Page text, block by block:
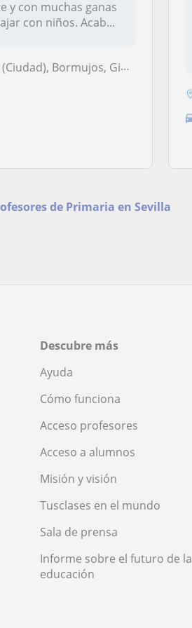
y con muchas ganas
con niños. Acab...
Bormujos, Gines, Mairena del Aljarafe, Tomares
de Primaria en Sevilla
Descubre más
Ayuda
Cómo funciona
Acceso profesores
Acceso a alumnos
Misión y visión
Tusclases en el mundo
Sala de prensa
Informe sobre el futuro de la
educación